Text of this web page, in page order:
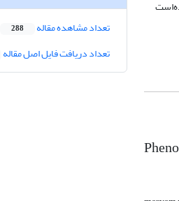
دراحاطه 5سازه نامبرده‌شده‌است
تعداد مشاهده مقاله 288
تعداد دریافت فایل اصل مقاله